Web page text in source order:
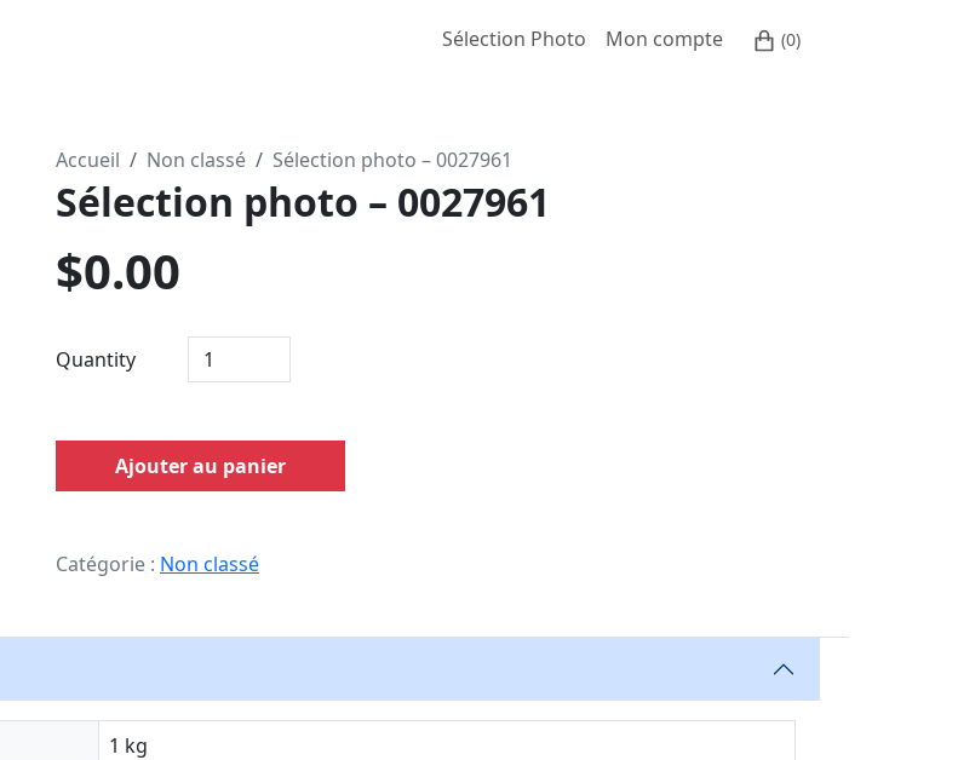
(0)
Sélection Photo Mon compte
Accueil Non classé Sélection photo – 0027961
Sélection photo – 0027961
$0.00
Quantity
Ajouter au panier
Catégorie : Non classé
1 kg